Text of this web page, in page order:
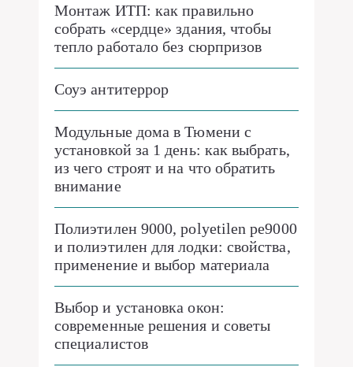
Монтаж ИТП: как правильно
собрать «сердце» здания, чтобы
тепло работало без сюрпризов
Соуэ антитеррор
Модульные дома в Тюмени с
установкой за 1 день: как выбрать,
из чего строят и на что обратить
внимание
Полиэтилен 9000, polyetilen pe9000
и полиэтилен для лодки: свойства,
применение и выбор материала
Выбор и установка окон:
современные решения и советы
специалистов